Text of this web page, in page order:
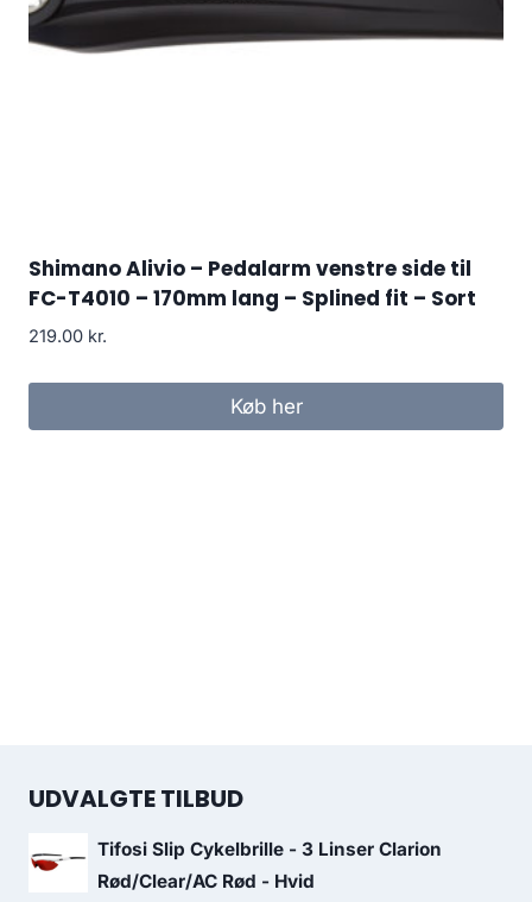
Shimano Alivio – Pedalarm venstre side til
FC-T4010 – 170mm lang – Splined fit – Sort
219.00 kr.
Køb her
UDVALGTE TILBUD
Tifosi Slip Cykelbrille - 3 Linser Clarion
Rød/Clear/AC Rød - Hvid